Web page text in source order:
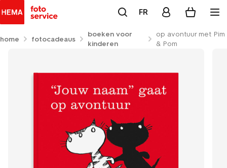
FR
home fotocadeaus
boeken voor
kinderen
op avontuur met Pim
& Pom